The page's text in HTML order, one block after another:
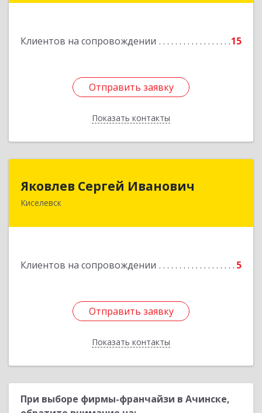
Клиентов на сопровождении 15
Отправить заявку
Показать контакты
Отправить заявку
Назад
Яковлев Сергей Иванович
Киселевск
Клиентов на сопровождении 5
Отправить заявку
Показать контакты
Яковлев Сергей Иванович
650002, Кемеровская обл, г.Кемерово, пр-т
Отправить заявку
Назад
При выборе фирмы-франчайзи в Ачинске,